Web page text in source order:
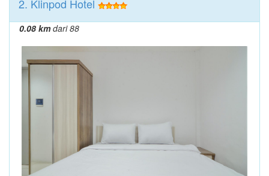
2. Klinpod Hotel
0.08 kmdari 88